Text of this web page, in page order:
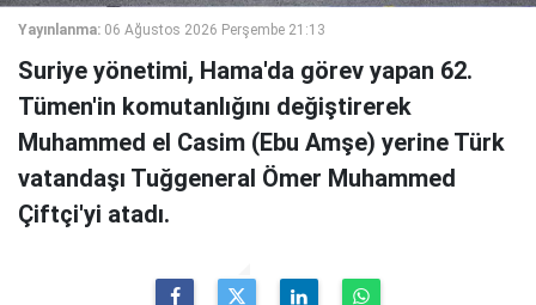
Yayınlanma: 06 Ağustos 2026 Perşembe 21:13
Suriye yönetimi, Hama'da görev yapan 62.
Tümen'in komutanlığını değiştirerek
Muhammed el Casim (Ebu Amşe) yerine Türk
vatandaşı Tuğgeneral Ömer Muhammed
Çiftçi'yi atadı.